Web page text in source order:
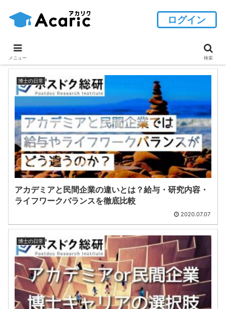
博士の日常
アカデミアと民間企業の違いとは？給与・研究内容・
ライフワークバランスを徹底比較
2020.07.07
博士の日常
ログイン
メニュー 検索